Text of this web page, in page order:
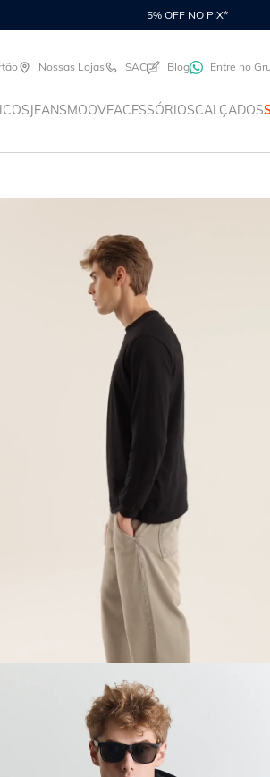
ONLINE E RETIRE EM UMA DAS NOSSAS 90
Nossas Lojas SAC Blog Entre no
JEANSMOOVEACESSÓRIOSCALÇADOS